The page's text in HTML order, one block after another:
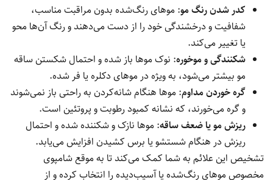
کدر شدن رنگ مو: موهای رنگ‌شده بدون مراقبت مناسب،
شفافیت و درخشندگی خود را از دست می‌دهند و رنگ آن‌ها محو
یا تغییر می‌کند.
شکنندگی و موخوره: نوک موها باز شده و احتمال شکستن ساقه
مو بیشتر می‌شود، به ویژه در موهای دکلره یا فر شده.
گره خوردن مداوم: موها هنگام شانه‌کردن به راحتی باز نمی‌شوند
و گره می‌خورند، که نشانه کمبود رطوبت و پروتئین است.
ریزش مو یا ضعف ساقه: موها نازک و شکننده شده و احتمال
ریزش در هنگام شستشو یا برس کشیدن افزایش می‌یابد.
تشخیص این علائم به شما کمک می‌کند تا به موقع شامپوی
مخصوص موهای رنگ‌شده یا آسیب‌دیده را انتخاب کرده و از